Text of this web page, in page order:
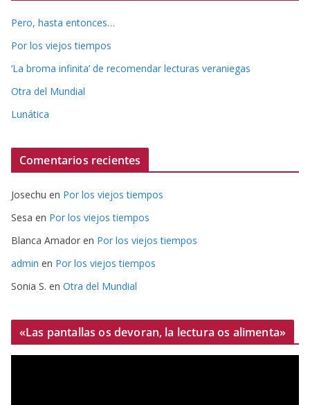
Pero, hasta entonces…
Por los viejos tiempos
‘La broma infinita’ de recomendar lecturas veraniegas
Otra del Mundial
Lunática
Comentarios recientes
Josechu en Por los viejos tiempos
Sesa en Por los viejos tiempos
Blanca Amador en Por los viejos tiempos
admin en Por los viejos tiempos
Sonia S. en Otra del Mundial
«Las pantallas os devoran, la lectura os alimenta»